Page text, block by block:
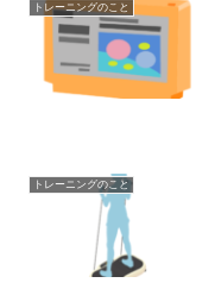
トレーニングのこと
トレーニングのこと